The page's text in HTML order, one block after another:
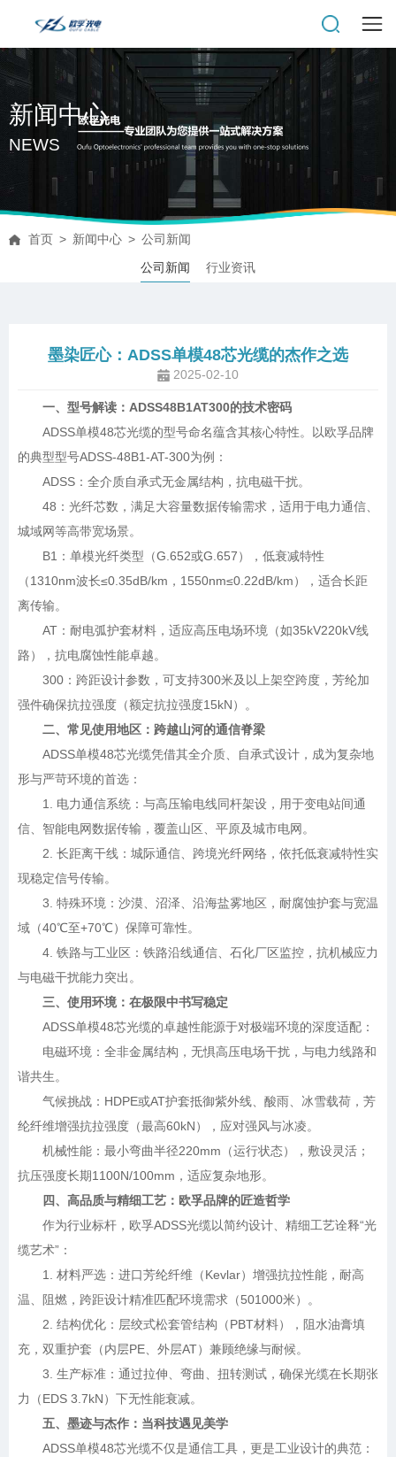
新闻中心
NEWS
首页 > 新闻中心 > 公司新闻
公司新闻
行业资讯
墨染匠心：ADSS单模48芯光缆的杰作之选
2025-02-10
一、型号解读：ADSS48B1AT300的技术密码
ADSS单模48芯光缆的型号命名蕴含其核心特性。以欧孚品牌
的典型型号ADSS-48B1-AT-300为例：
ADSS：全介质自承式无金属结构，抗电磁干扰。
48：光纤芯数，满足大容量数据传输需求，适用于电力通信、
城域网等高带宽场景。
B1：单模光纤类型（G.652或G.657），低衰减特性
（1310nm波长≤0.35dB/km，1550nm≤0.22dB/km），适合长距
离传输。
AT：耐电弧护套材料，适应高压电场环境（如35kV220kV线
路），抗电腐蚀性能卓越。
300：跨距设计参数，可支持300米及以上架空跨度，芳纶加
强件确保抗拉强度（额定抗拉强度15kN）。
二、常见使用地区：跨越山河的通信脊梁
ADSS单模48芯光缆凭借其全介质、自承式设计，成为复杂地
形与严苛环境的首选：
1. 电力通信系统：与高压输电线同杆架设，用于变电站间通
信、智能电网数据传输，覆盖山区、平原及城市电网。
2. 长距离干线：城际通信、跨境光纤网络，依托低衰减特性实
现稳定信号传输。
3. 特殊环境：沙漠、沼泽、沿海盐雾地区，耐腐蚀护套与宽温
域（40℃至+70℃）保障可靠性。
4. 铁路与工业区：铁路沿线通信、石化厂区监控，抗机械应力
与电磁干扰能力突出。
三、使用环境：在极限中书写稳定
ADSS单模48芯光缆的卓越性能源于对极端环境的深度适配：
电磁环境：全非金属结构，无惧高压电场干扰，与电力线路和
谐共生。
气候挑战：HDPE或AT护套抵御紫外线、酸雨、冰雪载荷，芳
纶纤维增强抗拉强度（最高60kN），应对强风与冰凌。
机械性能：最小弯曲半径220mm（运行状态），敷设灵活；
抗压强度长期1100N/100mm，适应复杂地形。
四、高品质与精细工艺：欧孚品牌的匠造哲学
作为行业标杆，欧孚ADSS光缆以简约设计、精细工艺诠释“光
缆艺术”：
1. 材料严选：进口芳纶纤维（Kevlar）增强抗拉性能，耐高
温、阻燃，跨距设计精准匹配环境需求（501000米）。
2. 结构优化：层绞式松套管结构（PBT材料），阻水油膏填
充，双重护套（内层PE、外层AT）兼顾绝缘与耐候。
3. 生产标准：通过拉伸、弯曲、扭转测试，确保光缆在长期张
力（EDS 3.7kN）下无性能衰减。
五、墨迹与杰作：当科技遇见美学
ADSS单模48芯光缆不仅是通信工具，更是工业设计的典范：